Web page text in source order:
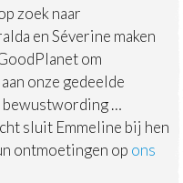
zoek naar
en Séverine maken
om
onze gedeelde
bewustwording …
sluit Emmeline bij hen
ontmoetingen op ons